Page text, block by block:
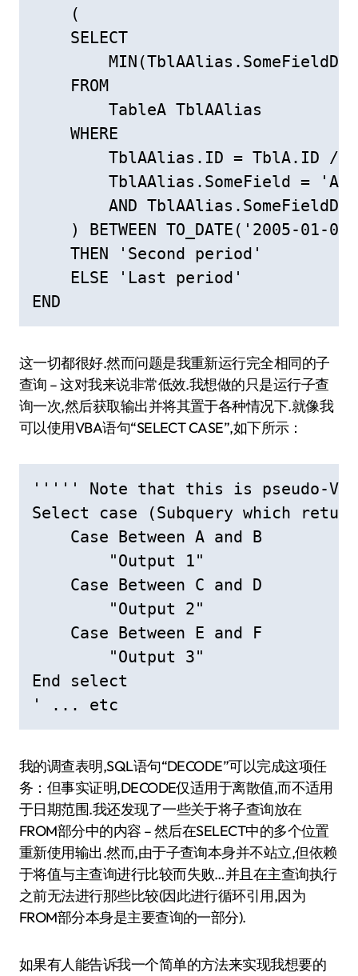
    (
    SELECT
    FROM
        TableA TblAAlias
    WHERE
TblAAlias.ID = TblA.ID /
TblAAlias.SomeField =
AND
) BETWEEN TO_DATE('2005-01-
    THEN 'Second period'
    ELSE 'Last period'
END
这一切都很好.然而问题是我重新运行完全相同的子
查询 – 这对我来说非常低效.我想做的只是运行子查
询一次,然后获取输出并将其置于各种情况下.就像我
可以使用VBA语句“SELECT CASE”,如下所示：
''''' Note that this is pseudo-VBA
Select case (Subquery which
    Case Between A and B
        "Output 1"
    Case Between C and D
        "Output 2"
    Case Between E and F
        "Output 3"
End select
' ... etc
我的调查表明,SQL语句“DECODE”可以完成这项任
务：但事实证明,DECODE仅适用于离散值,而不适用
于日期范围.我还发现了一些关于将子查询放在
FROM部分中的内容 – 然后在SELECT中的多个位置
重新使用输出.然而,由于子查询本身并不站立,但依赖
于将值与主查询进行比较而失败…并且在主查询执行
之前无法进行那些比较(因此进行循环引用,因为
FROM部分本身是主要查询的一部分).
如果有人能告诉我一个简单的方法来实现我想要的